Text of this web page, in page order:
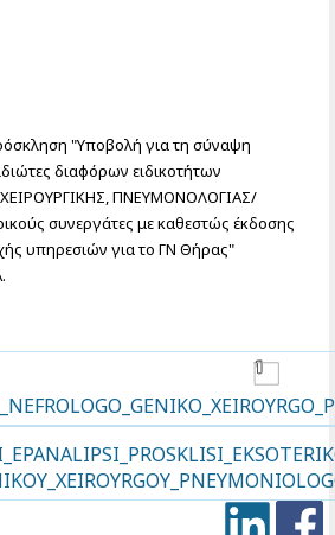
"Υποβολή για τη σύναψη
διαφόρων ειδικοτήτων
ΠΝΕΥΜΟΝΟΛΟΓΙΑΣ/
συνεργάτες με καθεστώς έκδοσης
υπηρεσιών για το ΓΝ Θήρας"